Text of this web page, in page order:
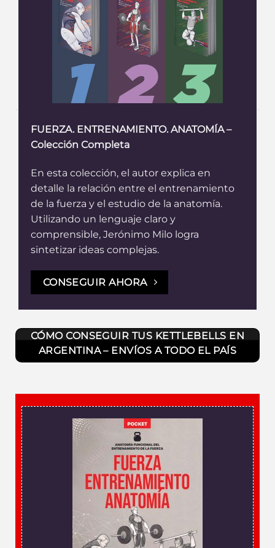
FUERZA. ENTRENAMIENTO. ANATOMÍA –
Colección Completa
En esta colección, el autor explica en
detalle la relación entre el entrenamiento
de la fuerza y el estudio de la anatomía.
Utilizando un lenguaje claro y
comprensible, Jerónimo Milo logra
sintetizar ideas complejas.
CONSEGUIR AHORA
CÓMO CONSEGUIR TUS KETTLEBELLS EN
ARGENTINA – ENVÍOS A TODO EL PAÍS